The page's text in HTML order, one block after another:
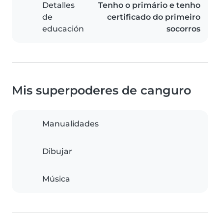
Detalles
de
educación
Tenho o primário e tenho
certificado do primeiro
socorros
Mis superpoderes de canguro
Manualidades
Dibujar
Música